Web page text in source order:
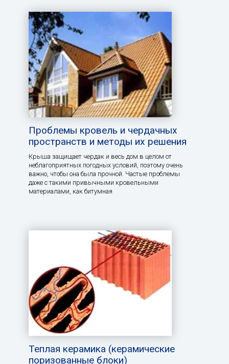
Проблемы кровель и чердачных
пространств и методы их решения
Крыша защищает чердак и весь дом в целом от
неблагоприятных погодных условий, поэтому очень
важно, чтобы она была прочной. Частые проблемы
даже с такими привычными кровельными
материалами, как битумная
Теплая керамика (керамические
поризованные блоки)